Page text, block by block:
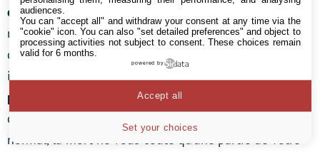
de sélection du personnage
niveau de monde à Kyovashad. Comme il est
désormais de coutume avec les jeux Diablo, Blizzard a
implémenté unmode hardcore à la création de votre
personnage
. Si vous l’activez, celui-ci est supprimé
définitivement à votre première mort. En mode
normal, la mort ne vous coûte qu’une partie de votre
audiences.
You can "accept all" and withdraw your consent at any time via the
"cookie" icon. You can also "set detailed preferences" and object to
processing activities not subject to consent. These choices remain
valid for 6 months.
powered by
Set your choices
Accept all